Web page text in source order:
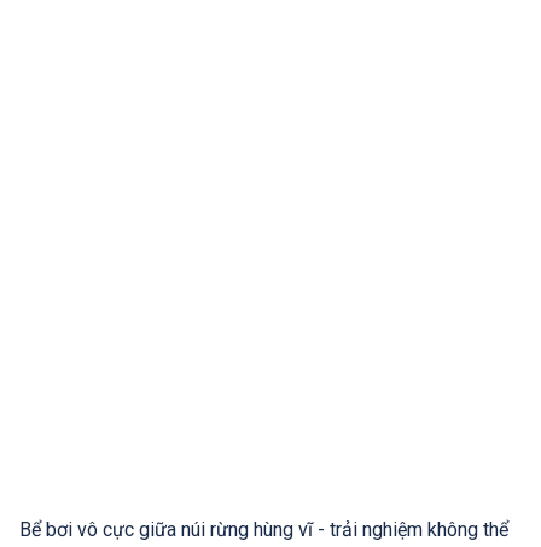
Bể bơi vô cực giữa núi rừng hùng vĩ - trải nghiệm không thể